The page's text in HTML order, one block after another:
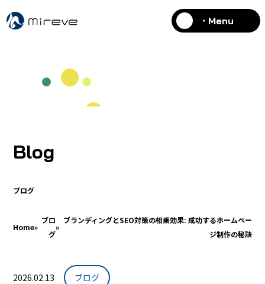
・Menu
Blog
ブログ
Home»
ブロ
グ
»
ブランディングとSEO対策の相乗効果: 成功するホームペー
ジ制作の秘訣
2026.02.13 ブログ